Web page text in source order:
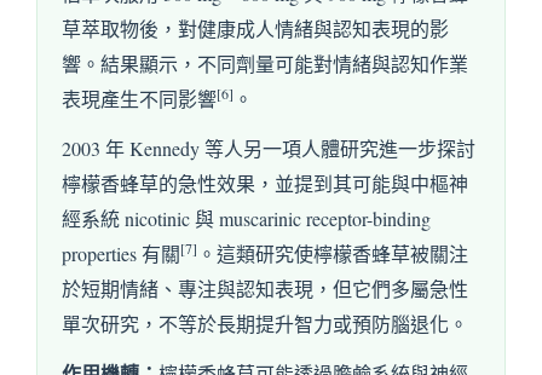
草萃取物後，對健康成人情緒與認知表現的影
響。結果顯示，不同劑量可能對情緒與認知作業
表現產生不同影響[6] 。
2003 年 Kennedy 等人另一項人體研究進一步探討
檸檬香蜂草的急性效果，並提到其可能與中樞神
經系統 nicotinic 與 muscarinic receptor-binding
properties 有關[7] 。這類研究使檸檬香蜂草被關注
於短期情緒、專注與認知表現，但它們多屬急性
單次研究，不等於長期提升智力或預防腦退化。